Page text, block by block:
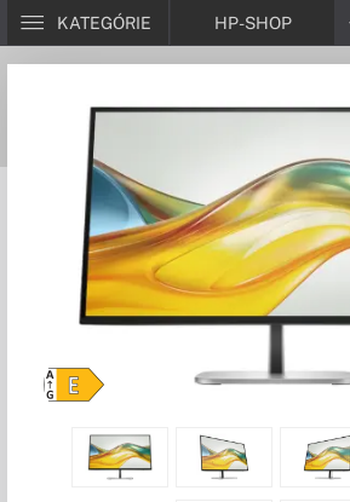
KATEGÓRIE HP-SHOP